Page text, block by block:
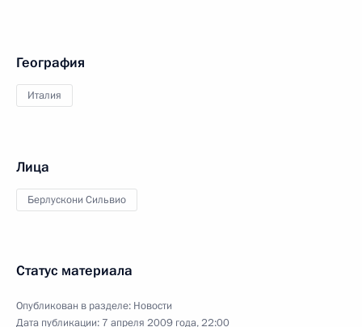
География
Италия
Лица
Берлускони Сильвио
Статус материала
Опубликован в разделе: Новости
Дата публикации: 7 апреля 2009 года, 22:00